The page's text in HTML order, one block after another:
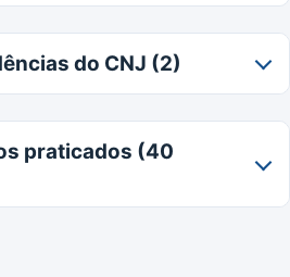
do CNJ (2)
praticados (40